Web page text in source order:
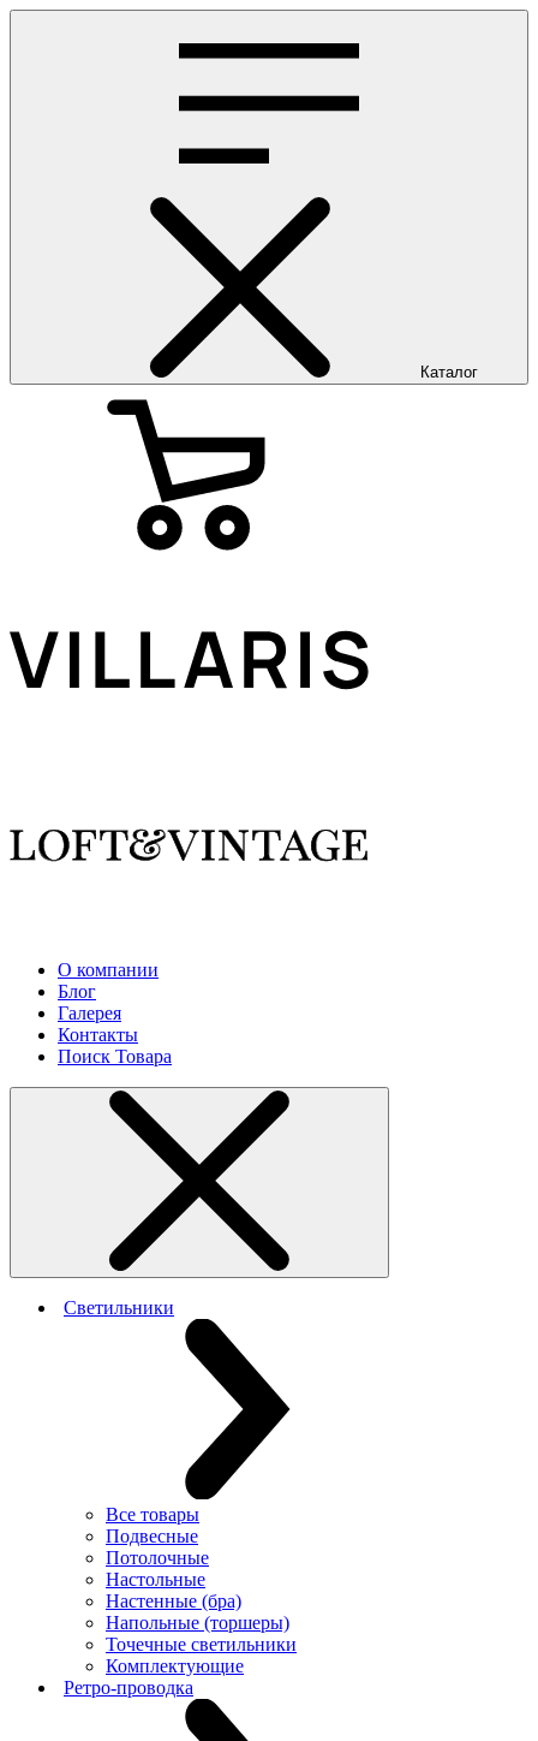
Каталог
О компании
Блог
Галерея
Контакты
Поиск Товара
Светильники
Все товары
Подвесные
Потолочные
Настольные
Настенные (бра)
Напольные (торшеры)
Точечные светильники
Комплектующие
Ретро-проводка